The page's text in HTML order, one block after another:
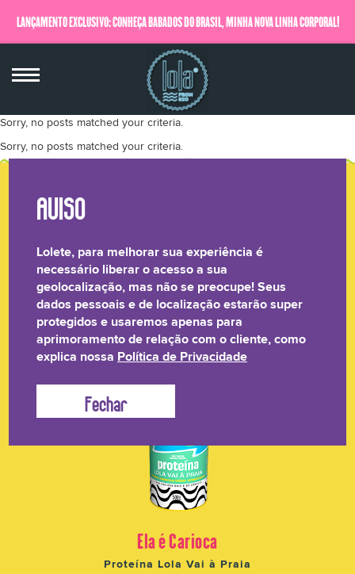
LANÇAMENTO EXCLUSIVO: CONHEÇA BABADOS DO BRASIL, MINHA NOVA LINHA CORPORAL!
QUERO SABER MAIS
Sorry, no posts matched your criteria.
Sorry, no posts matched your criteria.
A Lola separou uma seleção de produtos que são sucesso
de venda
Ela é Carioca
Proteína Lola Vai à Praia
Lolete, para melhorar sua experiência é
necessário liberar o acesso a sua
geolocalização, mas não se preocupe! Seus
dados pessoais e de localização estarão super
protegidos e usaremos apenas para
aprimoramento de relação com o cliente, como
explica nossa Política de Privacidade